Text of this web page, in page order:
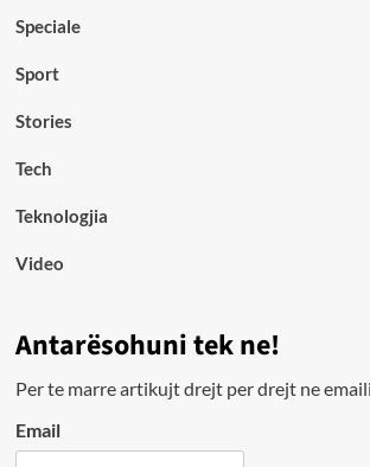
Speciale
Sport
Stories
Tech
Teknologjia
Video
Antarësohuni tek ne!
Per te marre artikujt drejt per drejt ne
Email